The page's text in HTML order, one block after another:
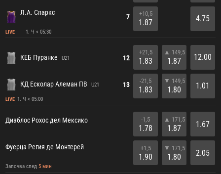
Л.А. Спаркс
LIVE 1. Ч < 05:30
7 +10,5
1.87 4.75
КЕБ Пуранке U21
КД Есколар Алеман ПВ U21
LIVE 1. Ч < 05:00
12
13
+21,5
1.83
-21,5
1.83
▲ 149,5
1.87
▼ 149,5
1.80
12.00
1.01
Диаблос Рохос дел Мексико
Фуерца Регия де Монтерей
Започва след 5 мин
-1,5
1.78
+1,5
1.90
▲ 171,5
1.87
▼ 171,5
1.80
1.67
2.05